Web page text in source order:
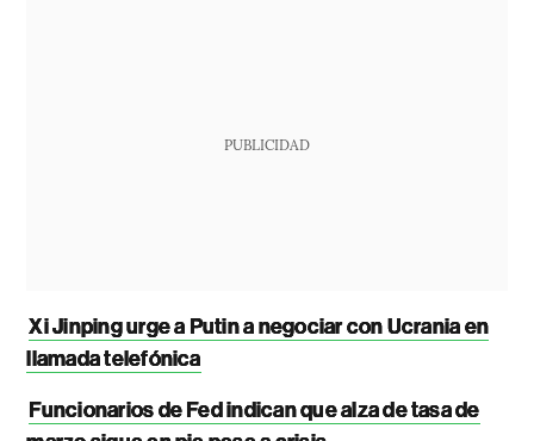
PUBLICIDAD
Xi Jinping urge a Putin a negociar con Ucrania en
llamada telefónica
Funcionarios de Fed indican que alza de tasa de